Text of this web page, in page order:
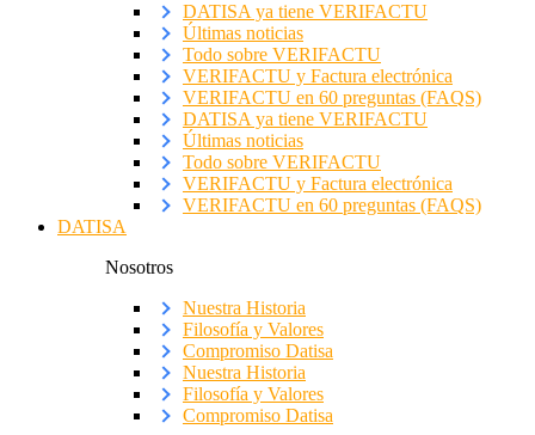
DATISA ya tiene VERIFACTU
Últimas noticias
Todo sobre VERIFACTU
VERIFACTU y Factura electrónica
VERIFACTU en 60 preguntas (FAQS)
DATISA ya tiene VERIFACTU
Últimas noticias
Todo sobre VERIFACTU
VERIFACTU y Factura electrónica
VERIFACTU en 60 preguntas (FAQS)
DATISA
Nosotros
Nuestra Historia
Filosofía y Valores
Compromiso Datisa
Nuestra Historia
Filosofía y Valores
Compromiso Datisa